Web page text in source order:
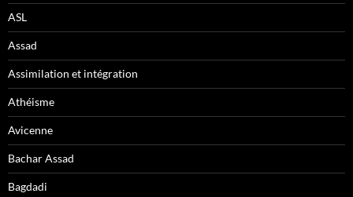
ASL
Assad
Assimilation et intégration
Athéisme
Avicenne
Bachar Assad
Bagdadi